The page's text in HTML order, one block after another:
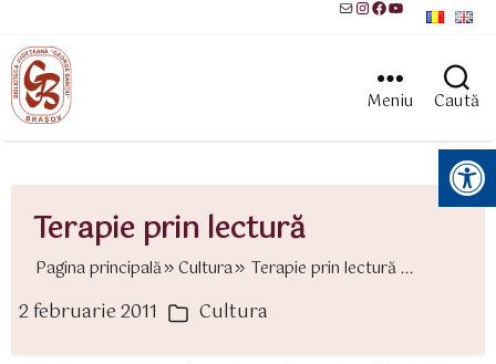
MailInstagram
Facebook
YouTube
Meniu Caută
Instrumente pentru accesibilitate
Terapie prin lectură
Pagina principală Cultura Terapie prin lectură ...
2 februarie 2011 Categorii
Cultura